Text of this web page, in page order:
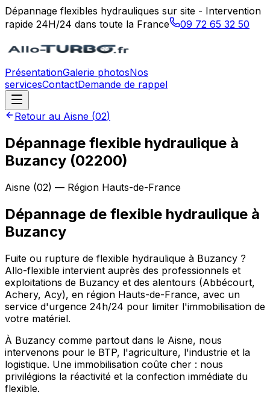
Dépannage flexibles hydrauliques sur site - Intervention
rapide 24H/24 dans toute la France
09 72 65 32 50
PrésentationGalerie photosNos
servicesContactDemande de rappel
Retour au Aisne (02)
Dépannage flexible hydraulique à
Buzancy (02200)
Aisne (02) — Région Hauts-de-France
Dépannage de flexible hydraulique à
Buzancy
Fuite ou rupture de flexible hydraulique à Buzancy ?
Allo-flexible intervient auprès des professionnels et
exploitations de Buzancy et des alentours (Abbécourt,
Achery, Acy), en région Hauts-de-France, avec un
service d'urgence 24h/24 pour limiter l'immobilisation de
votre matériel.
À Buzancy comme partout dans le Aisne, nous
intervenons pour le BTP, l'agriculture, l'industrie et la
logistique. Une immobilisation coûte cher : nous
privilégions la réactivité et la confection immédiate du
flexible.